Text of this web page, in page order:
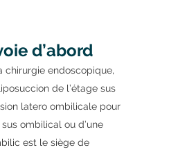
d’abord
chirurgie endoscopique,
de l’étage sus
latero ombilicale pour
ombilical ou d’une
est le siège de